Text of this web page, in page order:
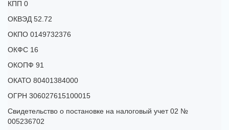
КПП 0
ОКВЭД 52.72
ОКПО 0149732376
ОКФС 16
ОКОПФ 91
ОКАТО 80401384000
ОГРН 306027615100015
Свидетельство о постановке на налоговый учет 02 №
005236702